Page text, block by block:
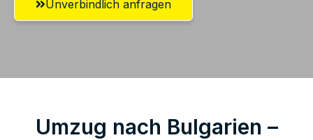
Unverbindlich anfragen
Umzug nach Bulgarien –